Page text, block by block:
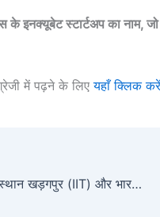
इनक्यूबेट स्टार्टअप का नाम, जो
में पढ़ने के लिएयहाँ क्लिक करें
भारतीय प्रौद्योगिकी संस्थान खड़गपुर (IIT) और भारतीय नौसेना के बीच समझौता ज्ञापन (MoU)